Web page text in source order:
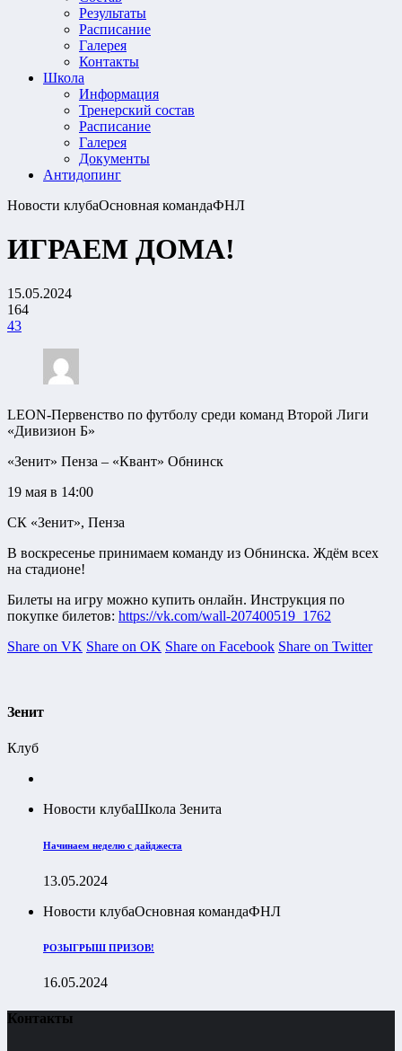
Результаты
Расписание
Галерея
Контакты
Школа
Информация
Тренерский состав
Расписание
Галерея
Документы
Антидопинг
Новости клубаОсновная командаФНЛ
ИГРАЕМ ДОМА!
15.05.2024
164
43
LEON-Первенство по футболу среди команд Второй Лиги
«Дивизион Б»
«Зенит» Пенза – «Квант» Обнинск
19 мая в 14:00
СК «Зенит», Пенза
В воскресенье принимаем команду из Обнинска. Ждём всех
на стадионе!
Билеты на игру можно купить онлайн. Инструкция по
покупке билетов: https://vk.com/wall-207400519_1762
Share on VK Share on OK Share on Facebook Share on Twitter
Зенит
Клуб
Новости клубаШкола Зенита
Начинаем неделю с дайджеста
13.05.2024
Новости клубаОсновная командаФНЛ
РОЗЫГРЫШ ПРИЗОВ!
16.05.2024
Контакты